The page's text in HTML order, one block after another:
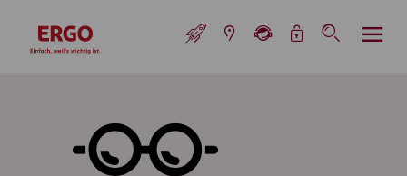
zur Startseite